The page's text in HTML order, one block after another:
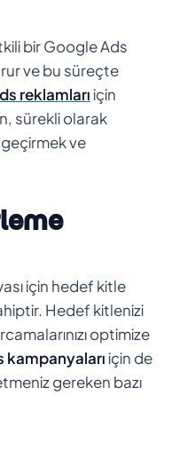
bir Google Ads
ve bu süreçte
reklamlarıiçin
sürekli olarak
ve
için hedef kitle
Hedef kitlenizi
optimize
kampanyalarıiçin de
gereken bazı